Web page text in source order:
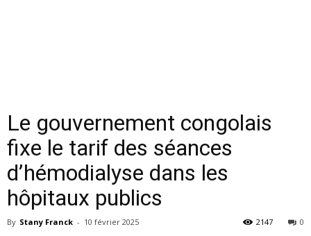
Le gouvernement congolais
fixe le tarif des séances
d’hémodialyse dans les
hôpitaux publics
By Stany Franck - 10 février 2025 0
2147